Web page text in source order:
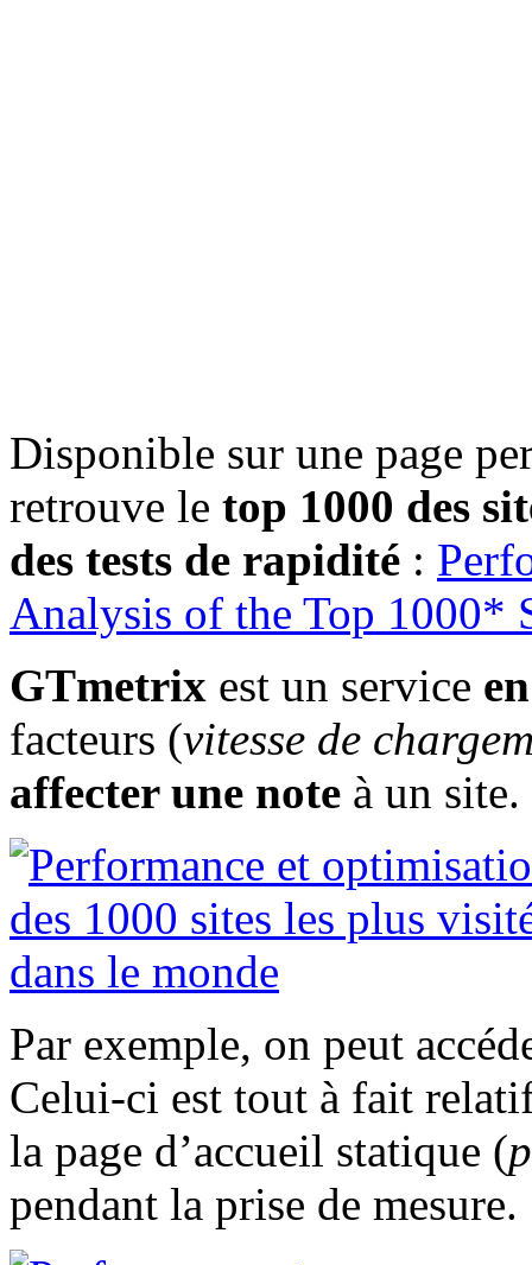
Disponible sur une page
retrouve le top 1000 des
des tests de rapidité :
Analysis of the Top 1000*
GTmetrix est un service
facteurs (vitesse de
affecter une note à un site.
Par exemple, on peut
Celui-ci est tout à fait
la page d’accueil statique (
pendant la prise de mesure.